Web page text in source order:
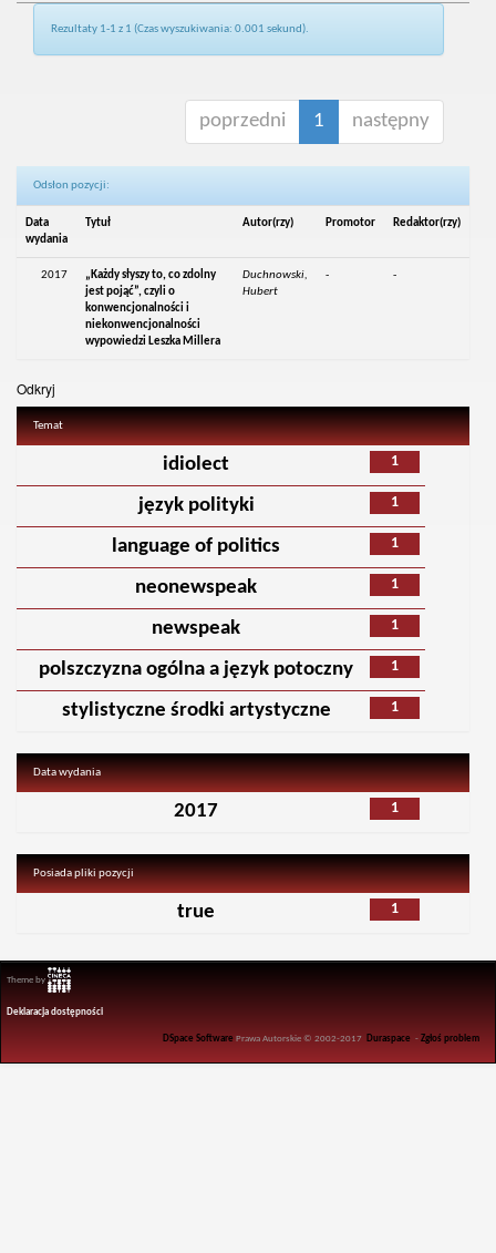
Rezultaty 1-1 z 1 (Czas wyszukiwania: 0.001 sekund).
poprzedni 1 następny
Odsłon pozycji:
Data
wydania
Tytuł Autor(rzy) Promotor Redaktor(rzy)
2017
„Każdy słyszy to, co zdolny
jest pojąć”, czyli o
konwencjonalności i
niekonwencjonalności
wypowiedzi Leszka Millera
Duchnowski,
Hubert
- -
Odkryj
Temat
1
idiolect
1
język polityki
1
language of politics
1
neonewspeak
1
newspeak
1
polszczyzna ogólna a język potoczny
1
stylistyczne środki artystyczne
Data wydania
1
2017
Posiada pliki pozycji
1
true
Theme by
Deklaracja dostępności
DSpace Software Prawa Autorskie © 2002-2017 Duraspace -Zgłoś problem